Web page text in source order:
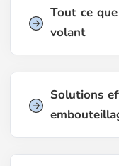
Tout ce
volant
Solutions